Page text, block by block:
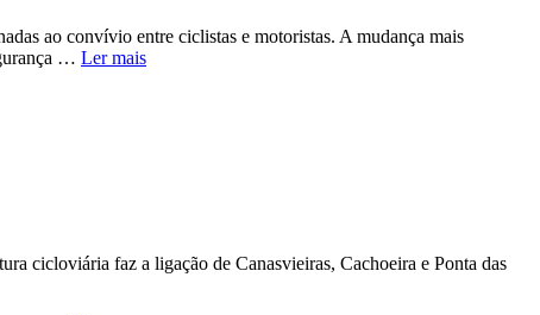
ao convívio entre ciclistas e motoristas. A mudança mais
… Ler mais
cicloviária faz a ligação de Canasvieiras, Cachoeira e Ponta das